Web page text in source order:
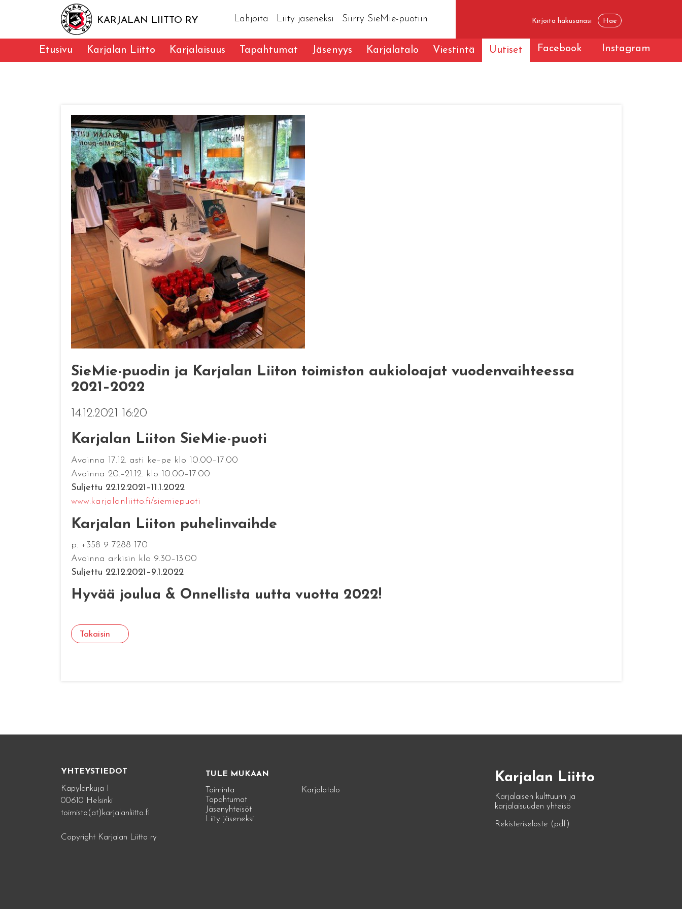
KARJALAN LIITTO RY Lahjoita Liity jäseneksi Siirry SieMie-puotiin
Etusivu Karjalan Liitto Karjalaisuus Tapahtumat Jäsenyys Karjalatalo Viestintä Uutiset Facebook Instagram
SieMie-puodin ja Karjalan Liiton toimiston aukioloajat vuodenvaihteessa
2021–2022
14.12.2021 16:20
Karjalan Liiton SieMie-puoti
Avoinna 17.12. asti ke–pe klo 10.00–17.00
Avoinna 20.–21.12. klo 10.00–17.00
Suljettu 22.12.2021–11.1.2022
www.karjalanliitto.fi/siemiepuoti
Karjalan Liiton puhelinvaihde
p. +358 9 7288 170
Avoinna arkisin klo 9.30–13.00
Suljettu 22.12.2021–9.1.2022
Hyvää joulua & Onnellista uutta vuotta 2022!
Takaisin
YHTEYSTIEDOT
Käpylänkuja 1
00610 Helsinki
toimisto(at)karjalanliitto.fi
Copyright Karjalan Liitto ry
TULE MUKAAN
Toiminta
Tapahtumat
Jäsenyhteisöt
Liity jäseneksi
Karjalatalo
Karjalan Liitto
Karjalaisen kulttuurin ja
karjalaisuuden yhteisö
Rekisteriseloste (pdf)